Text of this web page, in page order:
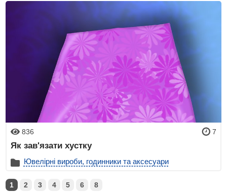
836 7
Як зав'язати хустку
Ювелірні вироби, годинники та аксесуари
1 2 3 4 5 6 8